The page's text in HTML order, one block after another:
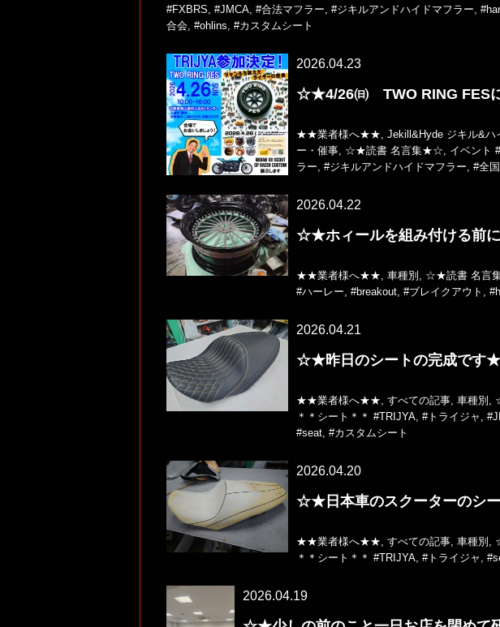
#FXBRS, #JMCA, #合法マフラー, #ジキルアンドハイドマフラー,
合会, #ohlins, #カスタムシート
2026.04.23
☆★4/26㈰ TWO RING FES
★★業者様へ★★, Jekill&Hyde ジキル&ハ
ー・催事, ☆★読書 名言集★☆, イベント
ラー, #ジキルアンドハイドマフラー, #全
2026.04.22
☆★ホィールを組み付ける前
★★業者様へ★★, 車種別 , ☆★読書 名言
#ハーレー, #breakout, #ブレイクアウト ,
2026.04.21
☆★昨日のシートの完成です
★★業者様へ★★, すべての記事, 車種別 ,
＊＊シート＊＊ #TRIJYA, #トライジャ ,
#seat, #カスタムシート
2026.04.20
☆★日本車のスクーターのシ
★★業者様へ★★, すべての記事, 車種別 ,
＊＊シート＊＊ #TRIJYA, #トライジャ ,
2026.04.19